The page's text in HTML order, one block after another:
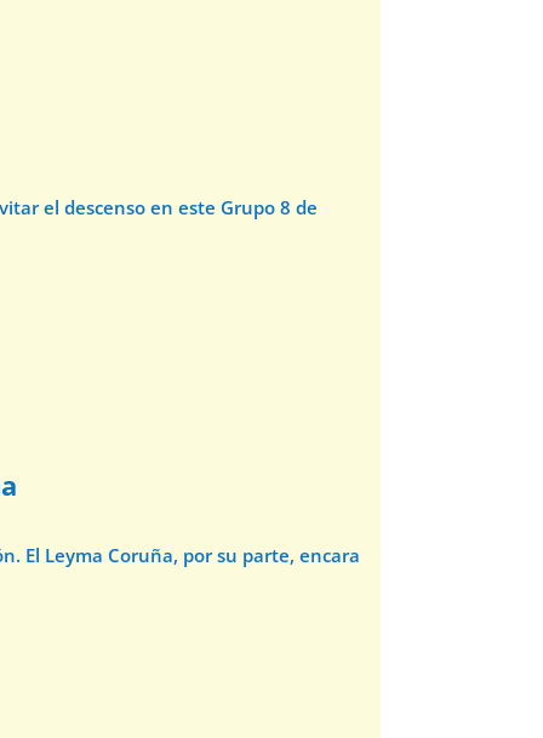
el descenso en este Grupo 8 de
El Leyma Coruña, por su parte, encara